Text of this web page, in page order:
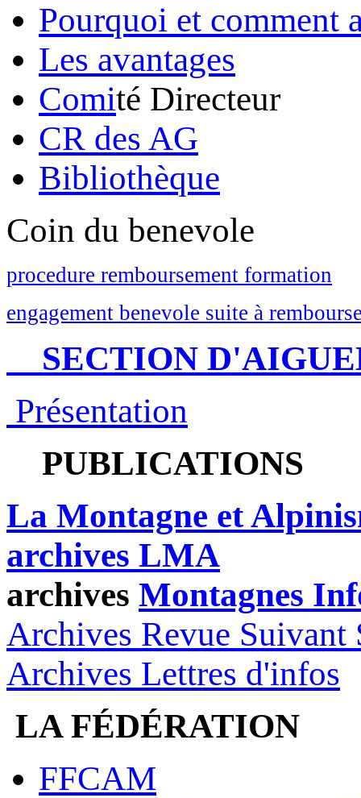
Pourquoi et comment
Les avantages
Comité Directeur
CR des AG
Bibliothèque
Coin du benevole
procedure remboursement formation
engagement benevole suite à
SECTION
Présentation
PUBLICATIONS
La Montagne et
archives LMA
archives Montagnes
Archives Revue Suivant
Archives Lettres d'infos
LA FÉDÉRATION
FFCAM